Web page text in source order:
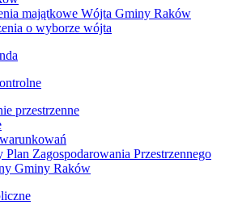
majątkowe Wójta Gminy Raków
o wyborze wójta
przestrzenne
Zagospodarowania Przestrzennego
Gminy Raków